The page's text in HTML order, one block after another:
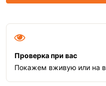
Проверка при вас
Покажем вживую или на